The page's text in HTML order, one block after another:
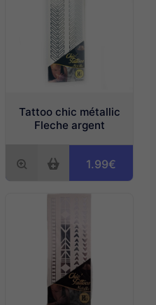
Tattoo chic métallic
Fleche argent
1.99€